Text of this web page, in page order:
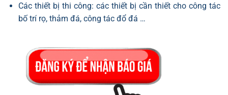
Các thiết bị thi công: các thiết bị cần thiết cho công tác
bố trí rọ, thảm đá, công tác đổ đá …